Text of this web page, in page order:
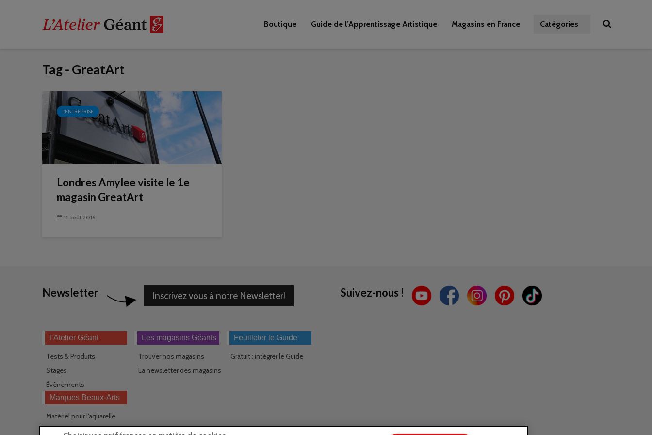
Boutique Guide de l’Apprentissage Artistique Magasins en France Catégories
Tag - GreatArt
L'ENTREPRISE
Londres Amylee visite le 1e
magasin GreatArt
11 août 2016
Newsletter Inscrivez vous à notre Newsletter! Suivez-nous !
l’Atelier Géant
Tests & Produits
Stages
Évènements
Les magasins Géants
Trouver nos magasins
La newsletter des magasins
Feuilleter le Guide
Gratuit : intégrer le Guide
Marques Beaux-Arts
Matériel pour l’aquarelle
Matériel pour l’acrylique